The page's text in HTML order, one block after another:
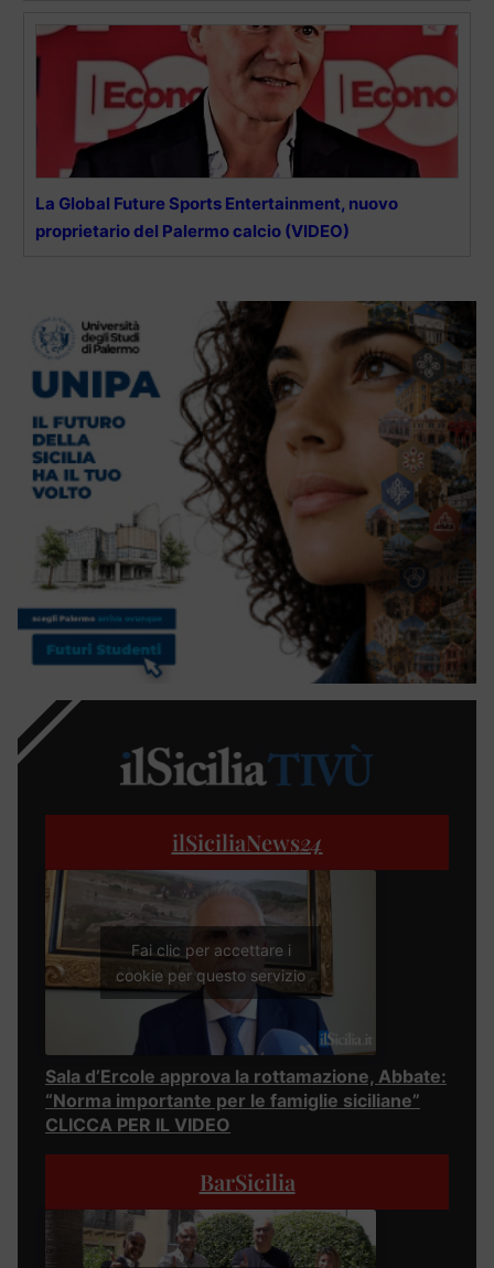
La Global Future Sports Entertainment, nuovo
proprietario del Palermo calcio (VIDEO)
ilSiciliaNews24
Fai clic per accettare i
cookie per questo servizio
Sala d’Ercole approva la rottamazione, Abbate:
“Norma importante per le famiglie siciliane”
CLICCA PER IL VIDEO
BarSicilia